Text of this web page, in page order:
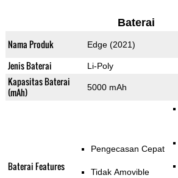
Baterai
Nama Produk Edge (2021)
Jenis Baterai Li-Poly
Kapasitas Baterai
(mAh)
5000 mAh
Baterai Features
Pengecasan Cepat
Tidak Amovible